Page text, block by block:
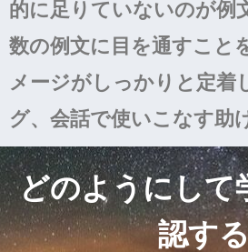
的に足りていないのが例
数の例文に目を通すこと
メージがしっかりと定着
グ、会話で使いこなす助
どのようにして
認する